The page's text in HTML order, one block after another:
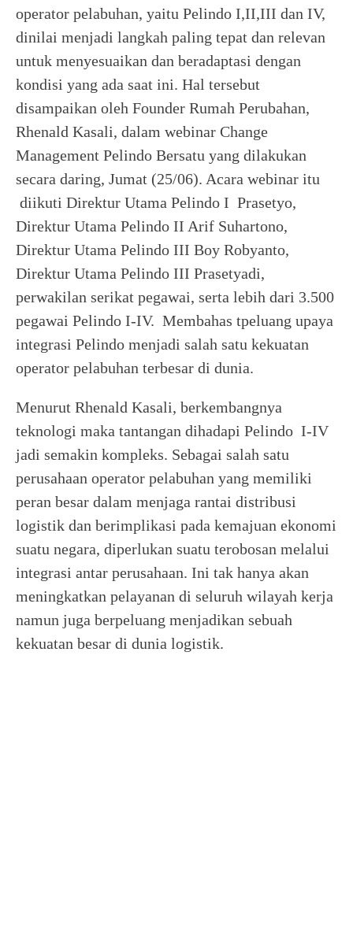
operator pelabuhan, yaitu Pelindo I,II,III dan IV,
dinilai menjadi langkah paling tepat dan relevan
untuk menyesuaikan dan beradaptasi dengan
kondisi yang ada saat ini. Hal tersebut
disampaikan oleh Founder Rumah Perubahan,
Rhenald Kasali, dalam webinar Change
Management Pelindo Bersatu yang dilakukan
secara daring, Jumat (25/06). Acara webinar itu
diikuti Direktur Utama Pelindo I Prasetyo,
Direktur Utama Pelindo II Arif Suhartono,
Direktur Utama Pelindo III Boy Robyanto,
Direktur Utama Pelindo III Prasetyadi,
perwakilan serikat pegawai, serta lebih dari 3.500
pegawai Pelindo I-IV. Membahas tpeluang upaya
integrasi Pelindo menjadi salah satu kekuatan
operator pelabuhan terbesar di dunia.
Menurut Rhenald Kasali, berkembangnya
teknologi maka tantangan dihadapi Pelindo I-IV
jadi semakin kompleks. Sebagai salah satu
perusahaan operator pelabuhan yang memiliki
peran besar dalam menjaga rantai distribusi
logistik dan berimplikasi pada kemajuan ekonomi
suatu negara, diperlukan suatu terobosan melalui
integrasi antar perusahaan. Ini tak hanya akan
meningkatkan pelayanan di seluruh wilayah kerja
namun juga berpeluang menjadikan sebuah
kekuatan besar di dunia logistik.